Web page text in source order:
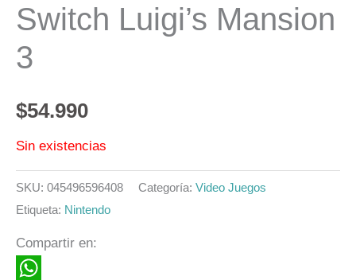
Switch Luigi’s Mansion
3
$54.990
Sin existencias
SKU: 045496596408 Categoría: Video Juegos
Etiqueta: Nintendo
Compartir en: